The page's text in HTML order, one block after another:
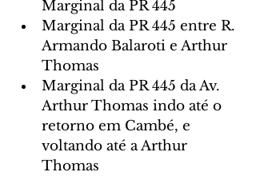
Marginal da PR 445
Marginal da PR 445 entre R.
Armando Balaroti e Arthur
Thomas
Marginal da PR 445 da Av.
Arthur Thomas indo até o
retorno em Cambé, e
voltando até a Arthur
Thomas